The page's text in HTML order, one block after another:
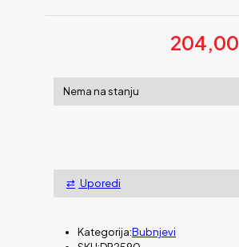
204,00
Nema na stanju
Uporedi
Kategorija:Bubnjevi